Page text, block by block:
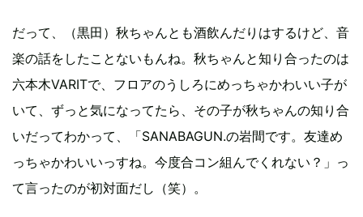
だって、（黒田）秋ちゃんとも酒飲んだりはするけど、音
楽の話をしたことないもんね。秋ちゃんと知り合ったのは
六本木VARITで、フロアのうしろにめっちゃかわいい子が
いて、ずっと気になってたら、その子が秋ちゃんの知り合
いだってわかって、「SANABAGUN.の岩間です。友達め
っちゃかわいいっすね。今度合コン組んでくれない？」っ
て言ったのが初対面だし（笑）。